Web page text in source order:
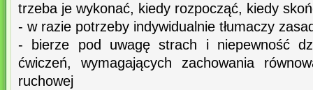
trzeba je wykonać, kiedy rozpocząć, kiedy
- w razie potrzeby indywidualnie tłumaczy
- bierze pod uwagę strach i niepewność
ćwiczeń, wymagających zachowania
ruchowej